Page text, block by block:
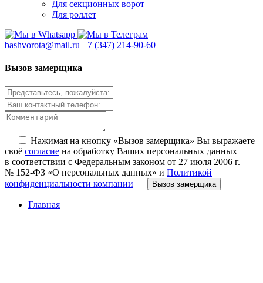
Для секционных ворот
Для роллет
bashvorota@mail.ru +7 (347) 214-90-60
Вызов замерщика
Нажимая на кнопку «Вызов замерщика» Вы выражаете
своё согласие на обработку Ваших персональных данных
в соответствии с Федеральным законом от 27 июля 2006 г.
№ 152-ФЗ «О персональных данных» и Политикой
конфиденциальности компании
Вызов замерщика
Главная